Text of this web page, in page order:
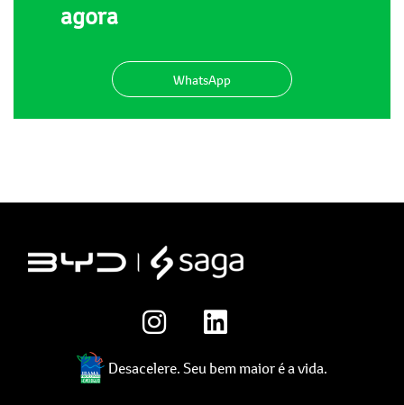
agora
WhatsApp
Desacelere. Seu bem maior é a vida.